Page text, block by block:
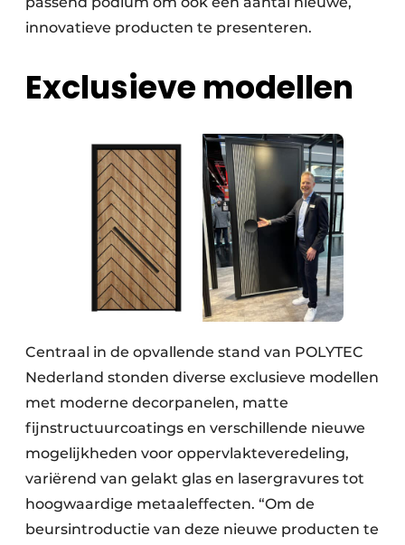
innovatieve producten te presenteren.
Exclusieve modellen
Centraal in de opvallende stand van POLYTEC
Nederland stonden diverse exclusieve modellen
met moderne decorpanelen, matte
fijnstructuurcoatings en verschillende nieuwe
mogelijkheden voor oppervlakteveredeling,
variërend van gelakt glas en lasergravures tot
hoogwaardige metaaleffecten. “Om de
beursintroductie van deze nieuwe producten te